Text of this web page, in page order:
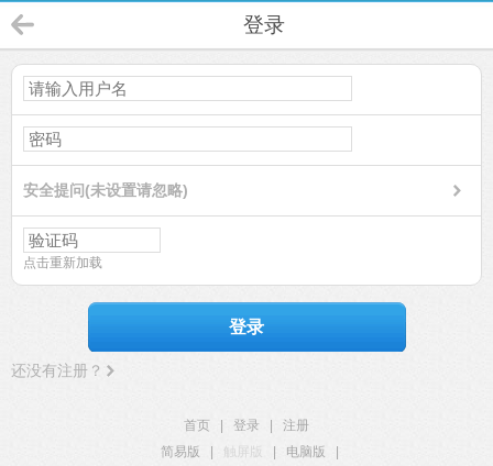
登录
安全提问(未设置请忽略)
点击重新加载
登录
还没有注册？
首页 登录
注册
简易版
触屏版 电脑版